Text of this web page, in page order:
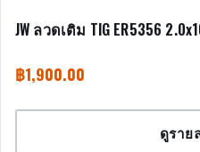
JW ลวดเติม TIG ER5356
฿1,900.00
ดูราย